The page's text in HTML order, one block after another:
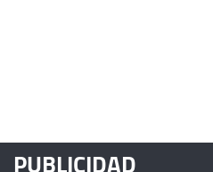
PUBLICIDAD